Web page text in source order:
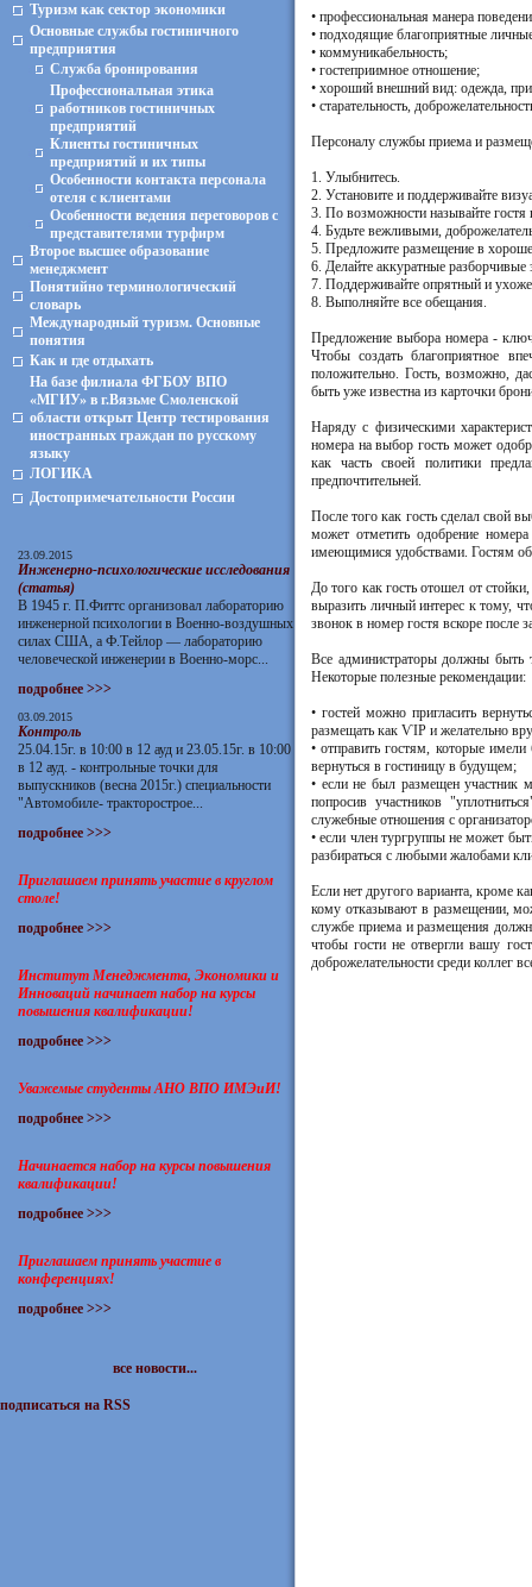
Туризм как сектор экономики
Основные службы гостиничного
предприятия
Служба бронирования
Профессиональная этика
работников гостиничных
предприятий
Клиенты гостиничных
предприятий и их типы
Особенности контакта персонала
отеля с клиентами
Особенности ведения переговоров с
представителями турфирм
Второе высшее образование
менеджмент
Понятийно терминологический
словарь
Международный туризм. Основные
понятия
Как и где отдыхать
На базе филиала ФГБОУ ВПО
«МГИУ» в г.Вязьме Смоленской
области открыт Центр тестирования
иностранных граждан по русскому
языку
ЛОГИКА
Достопримечательности России
23.09.2015
Инженерно-психологические исследования
(статья)
В 1945 г. П.Фиттс организовал лабораторию
инженерной психологии в Военно-воздушных
силах США, а Ф.Тейлор — лабораторию
человеческой инженерии в Военно-морс...
подробнее >>>
03.09.2015
Контроль
25.04.15г. в 10:00 в 12 ауд и 23.05.15г. в 10:00
в 12 ауд. - контрольные точки для
выпускников (весна 2015г.) специальности
"Автомобиле- тракторострое...
подробнее >>>
Приглашаем принять участие в круглом
столе!
подробнее >>>
Институт Менеджмента, Экономики и
Инноваций начинает набор на курсы
повышения квалификации!
подробнее >>>
Уважемые студенты АНО ВПО ИМЭиИ!
подробнее >>>
Начинается набор на курсы повышения
квалификации!
подробнее >>>
Приглашаем принять участие в
конференциях!
подробнее >>>
все новости...
подписаться на RSS
• профессиональная манера
• подходящие благоприятные
• коммуникабельность;
• гостеприимное отношение;
• хороший внешний вид: одежда,
• старательность,
Персоналу службы приема и
1. Улыбнитесь.
2. Установите и поддерживайте
3. По возможности называйте гостя
4. Будьте вежливыми,
5. Предложите размещение в
6. Делайте аккуратные разборчивые
7. Поддерживайте опрятный и
8. Выполняйте все обещания.
Предложение выбора номера -
Чтобы создать благоприятное
положительно. Гость, возможно,
быть уже известна из карточки
Наряду с физическими
номера на выбор гость может
как часть своей политики
предпочтительней.
После того как гость сделал свой
может отметить одобрение
имеющимися удобствами. Гостям
До того как гость отошел от
выразить личный интерес к тому,
звонок в номер гостя вскоре после
Все администраторы должны быть
Некоторые полезные рекомендации:
• гостей можно пригласить
размещать как ѴІР и желательно
• отправить гостям, которые
вернуться в гостиницу в будущем;
• если не был размещен участник
попросив участников
служебные отношения с
• если член тургруппы не может
разбираться с любыми жалобами
Если нет другого варианта, кроме
кому отказывают в размещении,
службе приема и размещения
чтобы гости не отвергли вашу
доброжелательности среди коллег